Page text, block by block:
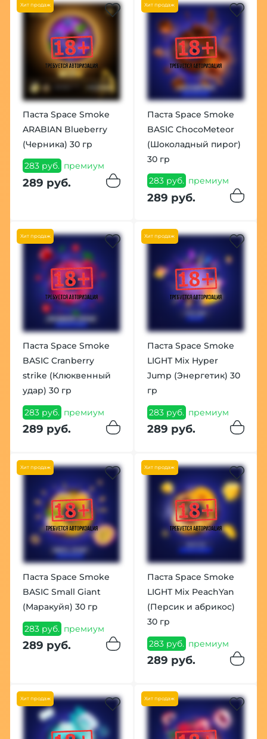
Хит продаж
Паста Space Smoke
ARABIAN Blueberry
(Черника) 30 гр
283 руб. премиум
289 руб.
Хит продаж
Паста Space Smoke
BASIC ChocoMeteor
(Шоколадный пирог)
30 гр
283 руб. премиум
289 руб.
Хит продаж
Паста Space Smoke
BASIC Cranberry
strike (Клюквенный
удар) 30 гр
283 руб. премиум
289 руб.
Хит продаж
Паста Space Smoke
LIGHT Mix Hyper
Jump (Энергетик) 30
гр
283 руб. премиум
289 руб.
Хит продаж
Паста Space Smoke
BASIC Small Giant
(Маракуйя) 30 гр
283 руб. премиум
289 руб.
Хит продаж
Паста Space Smoke
LIGHT Mix PeachYan
(Персик и абрикос)
30 гр
283 руб. премиум
289 руб.
Хит продаж Хит продаж